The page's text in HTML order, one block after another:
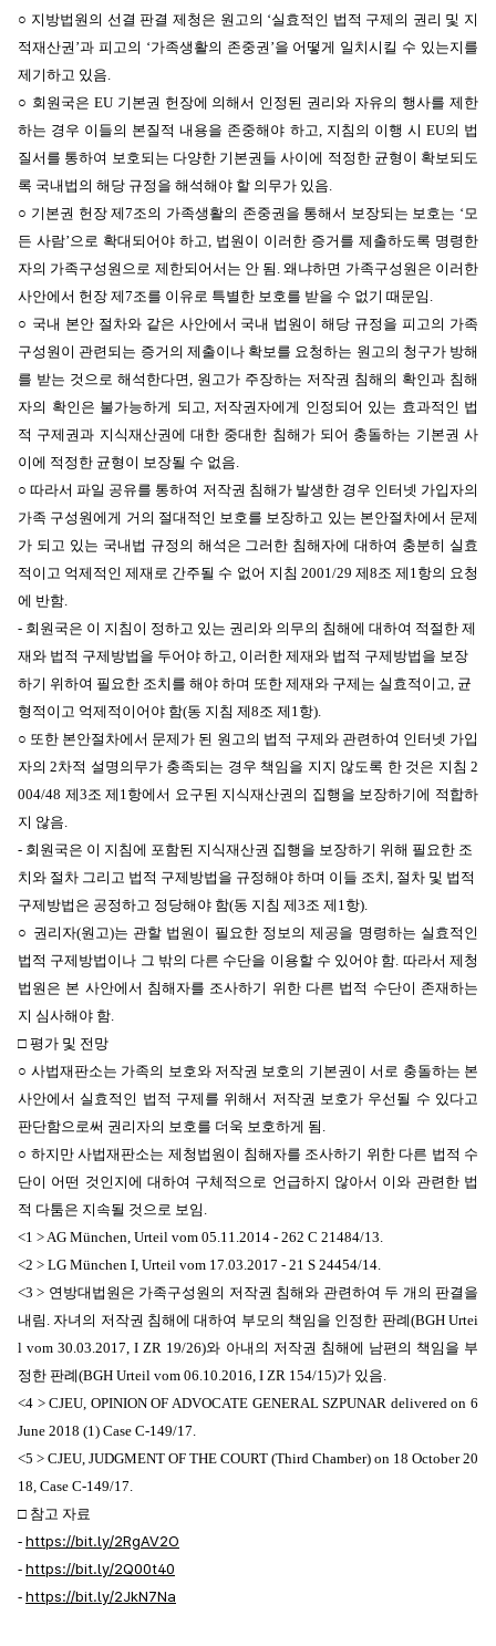
○ 지방법원의 선결 판결 제청은 원고의 ‘실효적인 법적 구제의 권리 및 지
적재산권’과 피고의 ‘가족생활의 존중권’을 어떻게 일치시킬 수 있는지를
제기하고 있음.
○ 회원국은 EU 기본권 헌장에 의해서 인정된 권리와 자유의 행사를 제한
하는 경우 이들의 본질적 내용을 존중해야 하고, 지침의 이행 시 EU의 법
질서를 통하여 보호되는 다양한 기본권들 사이에 적정한 균형이 확보되도
록 국내법의 해당 규정을 해석해야 할 의무가 있음.
○ 기본권 헌장 제7조의 가족생활의 존중권을 통해서 보장되는 보호는 ‘모
든 사람’으로 확대되어야 하고, 법원이 이러한 증거를 제출하도록 명령한
자의 가족구성원으로 제한되어서는 안 됨. 왜냐하면 가족구성원은 이러한
사안에서 헌장 제7조를 이유로 특별한 보호를 받을 수 없기 때문임.
○ 국내 본안 절차와 같은 사안에서 국내 법원이 해당 규정을 피고의 가족
구성원이 관련되는 증거의 제출이나 확보를 요청하는 원고의 청구가 방해
를 받는 것으로 해석한다면, 원고가 주장하는 저작권 침해의 확인과 침해
자의 확인은 불가능하게 되고, 저작권자에게 인정되어 있는 효과적인 법
적 구제권과 지식재산권에 대한 중대한 침해가 되어 충돌하는 기본권 사
이에 적정한 균형이 보장될 수 없음.
○따라서 파일 공유를 통하여 저작권 침해가 발생한 경우 인터넷 가입자의
가족 구성원에게 거의 절대적인 보호를 보장하고 있는 본안절차에서 문제
가 되고 있는 국내법 규정의 해석은 그러한 침해자에 대하여 충분히 실효
적이고 억제적인 제재로 간주될 수 없어 지침 2001/29 제8조 제1항의 요청
에 반함.
- 회원국은 이 지침이 정하고 있는 권리와 의무의 침해에 대하여 적절한 제
재와 법적 구제방법을 두어야 하고, 이러한 제재와 법적 구제방법을 보장
하기 위하여 필요한 조치를 해야 하며 또한 제재와 구제는 실효적이고, 균
형적이고 억제적이어야 함(동 지침 제8조 제1항).
○ 또한 본안절차에서 문제가 된 원고의 법적 구제와 관련하여 인터넷 가입
자의 2차적 설명의무가 충족되는 경우 책임을 지지 않도록 한 것은 지침 2
004/48 제3조 제1항에서 요구된 지식재산권의 집행을 보장하기에 적합하
지 않음.
- 회원국은 이 지침에 포함된 지식재산권 집행을 보장하기 위해 필요한 조
치와 절차 그리고 법적 구제방법을 규정해야 하며 이들 조치, 절차 및 법적
구제방법은 공정하고 정당해야 함(동 지침 제3조 제1항).
○ 권리자(원고)는 관할 법원이 필요한 정보의 제공을 명령하는 실효적인
법적 구제방법이나 그 밖의 다른 수단을 이용할 수 있어야 함. 따라서 제청
법원은 본 사안에서 침해자를 조사하기 위한 다른 법적 수단이 존재하는
지 심사해야 함.
□ 평가 및 전망
○ 사법재판소는 가족의 보호와 저작권 보호의 기본권이 서로 충돌하는 본
사안에서 실효적인 법적 구제를 위해서 저작권 보호가 우선될 수 있다고
판단함으로써 권리자의 보호를 더욱 보호하게 됨.
○ 하지만 사법재판소는 제청법원이 침해자를 조사하기 위한 다른 법적 수
단이 어떤 것인지에 대하여 구체적으로 언급하지 않아서 이와 관련한 법
적 다툼은 지속될 것으로 보임.
<1 >AG München, Urteil vom 05.11.2014 - 262 C 21484/13.
<2 > LG München I, Urteil vom 17.03.2017 - 21 S 24454/14.
<3 > 연방대법원은 가족구성원의 저작권 침해와 관련하여 두 개의 판결을
내림. 자녀의 저작권 침해에 대하여 부모의 책임을 인정한 판례(BGH Urtei
l vom 30.03.2017, I ZR 19/26)와 아내의 저작권 침해에 남편의 책임을 부
정한 판례(BGH Urteil vom 06.10.2016, I ZR 154/15)가 있음.
<4 > CJEU, OPINION OF ADVOCATE GENERAL SZPUNAR delivered on 6
June 2018 (1) Case C‑149/17.
<5 > CJEU, JUDGMENT OF THE COURT (Third Chamber) on 18 October 20
18, Case C-149/17.
□ 참고 자료
- https://bit.ly/2RgAV2O
- https://bit.ly/2Q00t40
- https://bit.ly/2JkN7Na